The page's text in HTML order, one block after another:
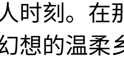
时刻。在
想的温柔